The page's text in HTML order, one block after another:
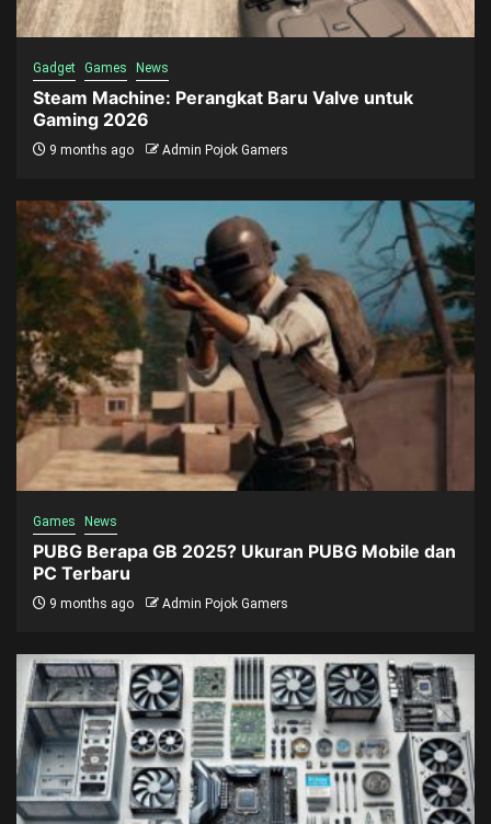
Gadget Games News
Steam Machine: Perangkat Baru Valve untuk
Gaming 2026
9 months ago Admin Pojok Gamers
Games News
PUBG Berapa GB 2025? Ukuran PUBG Mobile dan
PC Terbaru
9 months ago Admin Pojok Gamers